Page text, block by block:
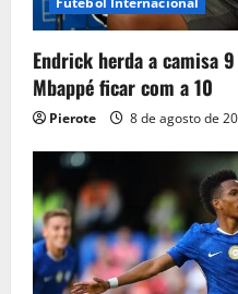
Endrick herda a camisa
Mbappé ficar com a 10
Pierote 8 de agosto de